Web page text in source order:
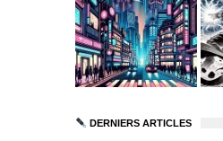
DERNIERS ARTICLES